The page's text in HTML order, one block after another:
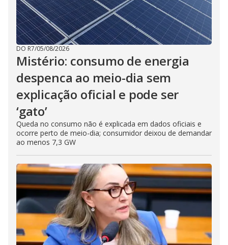
DO R7/05/08/2026
Mistério: consumo de energia
despenca ao meio-dia sem
explicação oficial e pode ser
‘gato’
Queda no consumo não é explicada em dados oficiais e
ocorre perto de meio-dia; consumidor deixou de demandar
ao menos 7,3 GW